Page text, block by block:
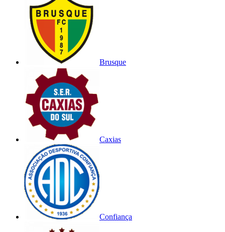
Brusque
Caxias
Confiança